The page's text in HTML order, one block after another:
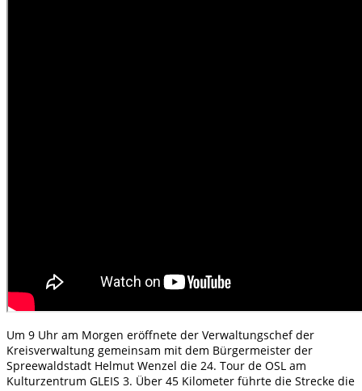
Um 9 Uhr am Morgen eröffnete der Verwaltungschef der
Kreisverwaltung gemeinsam mit dem Bürgermeister der
Spreewaldstadt Helmut Wenzel die 24. Tour de OSL am
Kulturzentrum GLEIS 3. Über 45 Kilometer führte die Strecke die